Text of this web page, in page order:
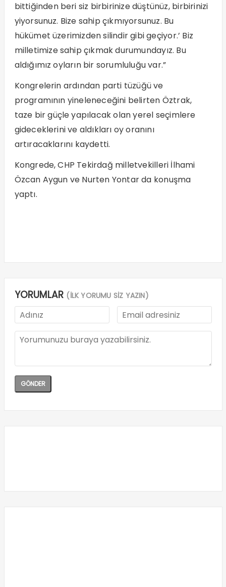
bittiğinden beri siz birbirinize düştünüz, birbirinizi
yiyorsunuz. Bize sahip çıkmıyorsunuz. Bu
hükümet üzerimizden silindir gibi geçiyor.’ Biz
milletimize sahip çıkmak durumundayız. Bu
aldığımız oyların bir sorumluluğu var.”
Kongrelerin ardından parti tüzüğü ve
programının yineleneceğini belirten Öztrak,
taze bir güçle yapılacak olan yerel seçimlere
gideceklerini ve aldıkları oy oranını
artıracaklarını kaydetti.
Kongrede, CHP Tekirdağ milletvekilleri İlhami
Özcan Aygun ve Nurten Yontar da konuşma
yaptı.
YORUMLAR (İLK YORUMU SİZ YAZIN)